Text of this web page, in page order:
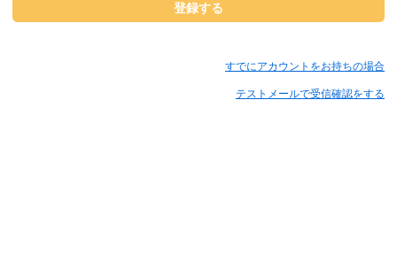
登録する
すでにアカウントをお持ちの場合
テストメールで受信確認をする